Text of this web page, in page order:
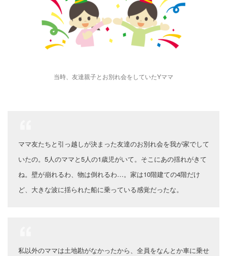
当時、友達親子とお別れ会をしていたYママ
ママ友たちと引っ越しが決まった友達のお別れ会を我が家でして
いたの。5人のママと5人の1歳児がいて。そこにあの揺れがきて
ね。壁が崩れるわ、物は倒れるわ…。家は10階建ての4階だけ
ど、大きな波に揺られた船に乗っている感覚だったな。
私以外のママは土地勘がなかったから、全員をなんとか車に乗せ